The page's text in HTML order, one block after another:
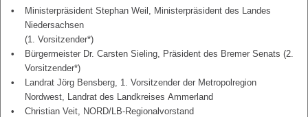
Ministerpräsident Stephan Weil, Ministerpräsident des Landes
Niedersachsen
(1. Vorsitzender*)
Bürgermeister Dr. Carsten Sieling, Präsident des Bremer Senats (2.
Vorsitzender*)
Landrat Jörg Bensberg, 1. Vorsitzender der Metropolregion
Nordwest, Landrat des Landkreises Ammerland
Christian Veit, NORD/LB-Regionalvorstand